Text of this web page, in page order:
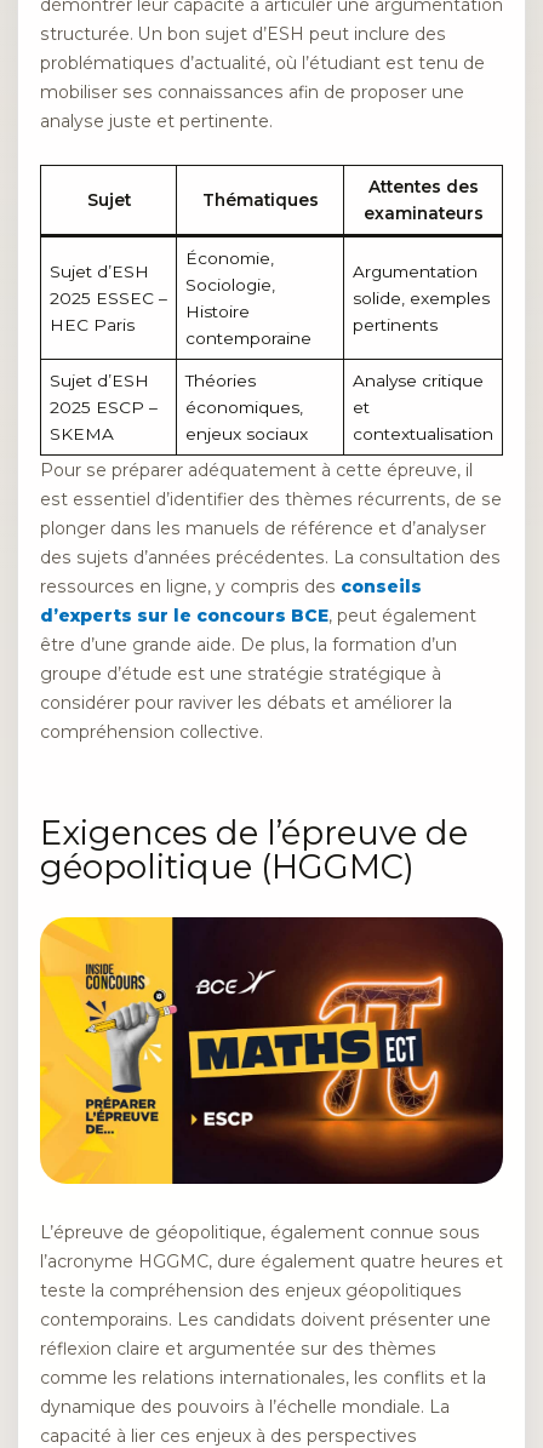
démontrer leur capacité à articuler une argumentation
structurée. Un bon sujet d’ESH peut inclure des
problématiques d’actualité, où l’étudiant est tenu de
mobiliser ses connaissances afin de proposer une
analyse juste et pertinente.
Sujet Thématiques
Attentes des
examinateurs
Sujet d’ESH
2025 ESSEC –
HEC Paris
Économie,
Sociologie,
Histoire
contemporaine
Argumentation
solide, exemples
pertinents
Sujet d’ESH
2025 ESCP –
SKEMA
Théories
économiques,
enjeux sociaux
Analyse critique
et
contextualisation
Pour se préparer adéquatement à cette épreuve, il
est essentiel d’identifier des thèmes récurrents, de se
plonger dans les manuels de référence et d’analyser
des sujets d’années précédentes. La consultation des
ressources en ligne, y compris des conseils
d’experts sur le concours BCE, peut également
être d’une grande aide. De plus, la formation d’un
groupe d’étude est une stratégie stratégique à
considérer pour raviver les débats et améliorer la
compréhension collective.
Exigences de l’épreuve de
géopolitique (HGGMC)
L’épreuve de géopolitique, également connue sous
l’acronyme HGGMC, dure également quatre heures et
teste la compréhension des enjeux géopolitiques
contemporains. Les candidats doivent présenter une
réflexion claire et argumentée sur des thèmes
comme les relations internationales, les conflits et la
dynamique des pouvoirs à l’échelle mondiale. La
capacité à lier ces enjeux à des perspectives